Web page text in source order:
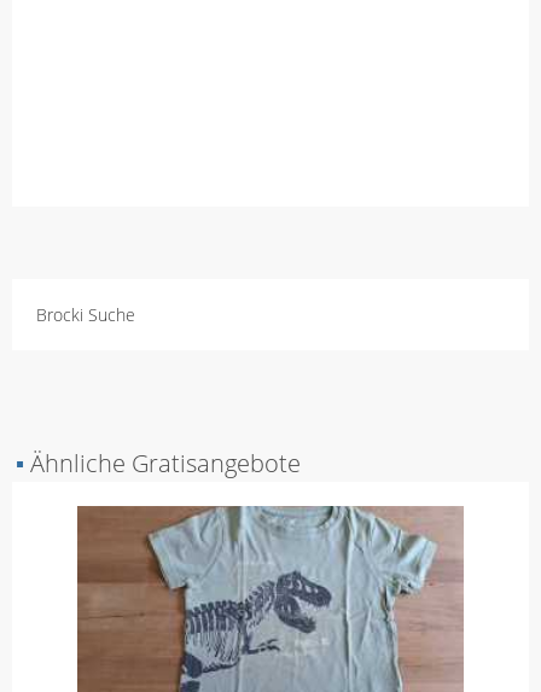
Brocki Suche
▪ Ähnliche Gratisangebote